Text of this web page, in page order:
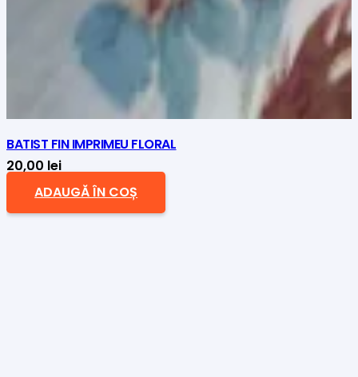
BATIST FIN IMPRIMEU FLORAL
20,00 lei
ADAUGĂ ÎN COȘ